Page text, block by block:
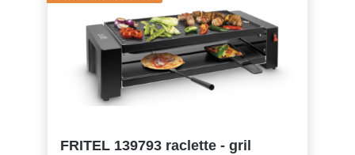
FRITEL 139793 raclette - gril